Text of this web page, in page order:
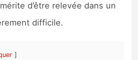
d’être relevée dans un
difficile.